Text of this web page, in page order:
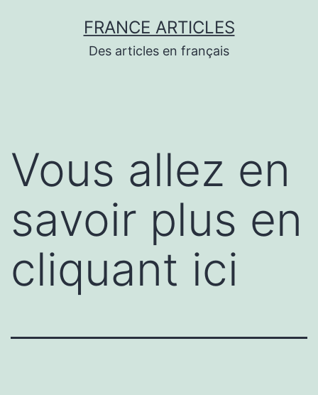
FRANCE ARTICLES
Des articles en français
Vous allez en
savoir plus en
cliquant ici